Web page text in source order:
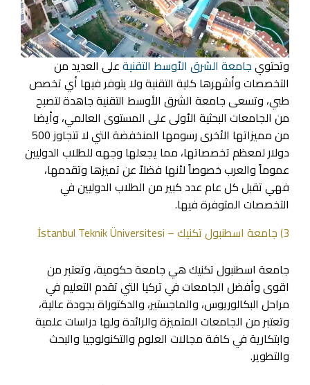
وتحتويجامعة الشرق الأوسط التقنيةعلى العديد من
التخصصات وأشهرها كلية التقنية ولا يتوفر فيها أي تخصص
طبي، وتسعى جامعة الشرق الأوسط التقنية جاهدة لتصبح
من الجامعات البحثية الأولى على المستوى العالمي، وأيضا
من مميزاتها الأخرى رسومها المنخفضة التي لا تتجاوز 500
دولار لمعظم تخصصاتها، مما يجعلها وجهه للطلاب الدوليين
عموماً والعرب خصوصاً لأنها فضلاً عن تميزها وتقدمها،
فهي تقبل كل عام عدد كبير من الطلاب الدوليين في
التخصصات المتوفرة فيها.
3) جامعة اسطنبول تكنيك – İstanbul Teknik Üniversitesi
جامعة اسطنبول تكنيك هي جامعة حكومية، وتعتبر من
اقوى وأفضل الجامعات في تركيا التي تقدم التعليم في
مراحل البكالوريوس، والماجستير، والدكتوراة بجودة عالية،
وتعتبر من الجامعات المتميزة والرائدة ولها دراسات علمية
وابتكارية في كافة مجالات العلوم والتكنولوجيا والبحث
والتطوير.